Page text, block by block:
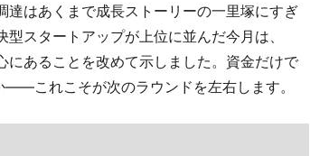
はあくまで成長ストーリーの一里塚にすぎ
スタートアップが上位に並んだ今月は、
にあることを改めて示しました。資金だけで
――これこそが次のラウンドを左右します。